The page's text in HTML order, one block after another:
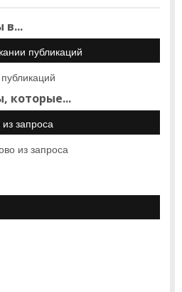
в...
публикаций
которые...
запроса
из запроса